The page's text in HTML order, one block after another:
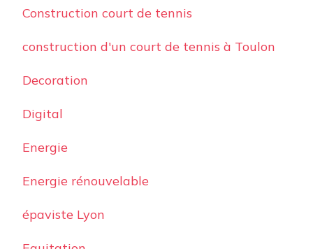
Construction court de tennis
construction d'un court de tennis à Toulon
Decoration
Digital
Energie
Energie rénouvelable
épaviste Lyon